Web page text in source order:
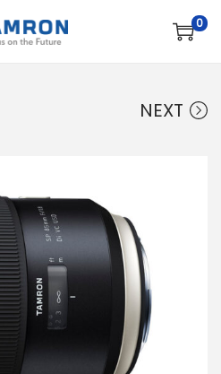
0
NEXT